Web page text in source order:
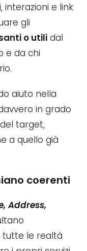
interazioni e link
gli
o utili dal
e da chi
aiuto nella
in grado
target,
a quello già
coerenti
Address,
le realtà